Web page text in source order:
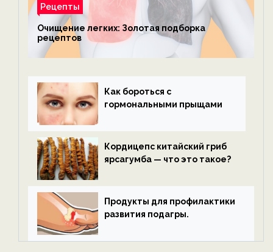
Рецепты
Очищение легких: Золотая подборка
рецептов
Как бороться с
гормональными прыщами
Кордицепс китайский гриб
ярсагумба — что это такое?
Продукты для профилактики
развития подагры.